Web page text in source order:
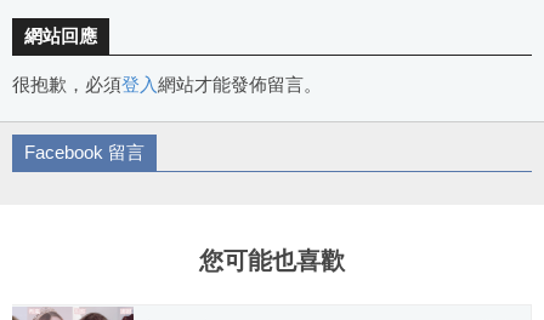
網站回應
很抱歉，必須登入網站才能發佈留言。
Facebook 留言
您可能也喜歡